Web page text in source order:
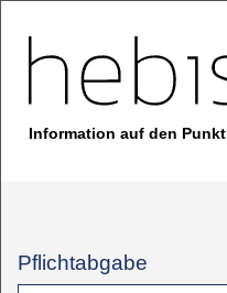
Information auf den Punkt
Pflichtabgabe